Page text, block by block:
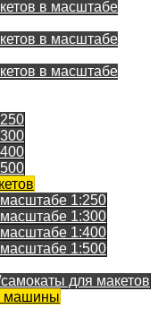
в масштабе
в масштабе
в масштабе
1:250
1:300
1:400
1:500
для макетов
машины